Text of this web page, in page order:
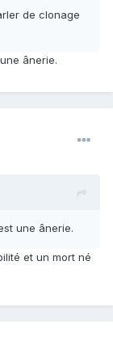
de clonage
ânerie.
une ânerie.
et un mort né